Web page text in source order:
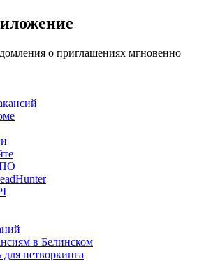
о приглашениях мгновенно
ПО
в Белинском
для нетворкинга